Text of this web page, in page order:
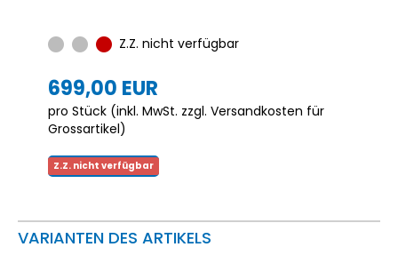
Z.Z. nicht verfügbar
699,00 EUR
pro Stück (inkl. MwSt. zzgl. Versandkosten für
Grossartikel)
Z.Z. nicht verfügbar
VARIANTEN DES ARTIKELS